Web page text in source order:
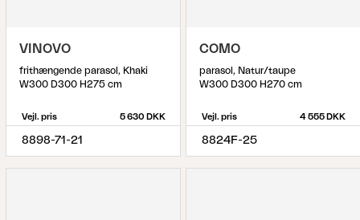
VINOVO
frithængende parasol, Khaki
W300 D300 H275 cm
Vejl. pris 5 630 DKK
8898-71-21
COMO
parasol, Natur/taupe
W300 D300 H270 cm
Vejl. pris 4 555 DKK
8824F-25